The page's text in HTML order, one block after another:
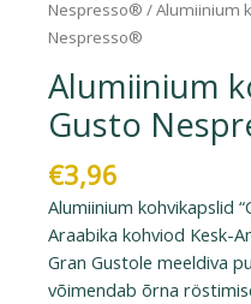
Nespresso® / Alumiinium
Nespresso®
Alumiinium
Gusto
€3,96
Alumiinium kohvikapslid
Araabika kohviod Kesk-
Gran Gustole meeldiva
võimendab õrna